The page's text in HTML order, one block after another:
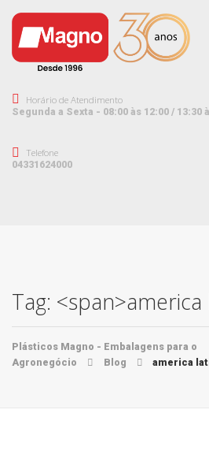
Horário de Atendimento
Segunda a Sexta - 08:00 às 12:00 / 13:30
Telefone
04331624000
Tag:
Plásticos Magno - Embalagens para o
Agronegócio
Blog america